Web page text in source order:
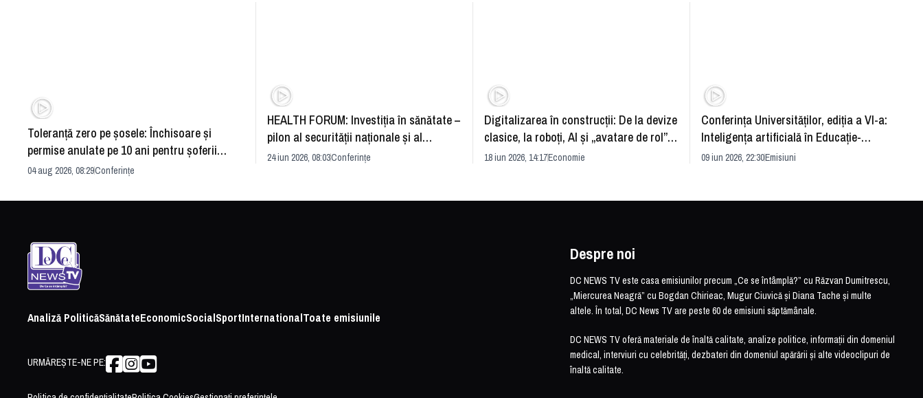
Toleranță zero pe șosele: Închisoare și
permise anulate pe 10 ani pentru șoferii
iresponsabili
04 aug 2026, 08:29Conferințe
HEALTH FORUM: Investiția în sănătate –
pilon al securității naționale și al
dezvoltării economice
24 iun 2026, 08:03Conferințe
Digitalizarea în construcții: De la devize
clasice, la roboți, AI și „avatare de rol”.
România și redefinirea industriei
18 iun 2026, 14:17Economie
Conferința Universităților, ediția a VI-a:
Inteligența artificială în Educație-
soluție sau problemă?
09 iun 2026, 22:30Emisiuni
Analiză PoliticăSănătateEconomicSocialSportInternationalToate emisiunile
URMĂREȘTE-NE PE:
Despre noi
DC NEWS TV este casa emisiunilor precum „Ce se întâmplă?” cu Răzvan Dumitrescu,
„Miercurea Neagră” cu Bogdan Chirieac, Mugur Ciuvică și Diana Tache și multe
altele. În total, DC News TV are peste 60 de emisiuni săptămânale.
DC NEWS TV oferă materiale de înaltă calitate, analize politice, informații din domeniul
medical, interviuri cu celebrități, dezbateri din domeniul apărării și alte videoclipuri de
înaltă calitate.